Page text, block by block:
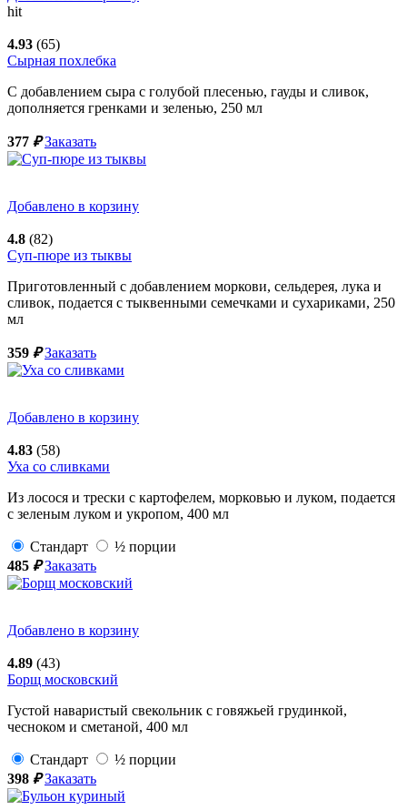
hit
4.93 (65)
Сырная похлебка
С добавлением сыра с голубой плесенью, гауды и сливок,
дополняется гренками и зеленью, 250 мл
377 ₽ Заказать
Добавлено в корзину
4.8 (82)
Суп-пюре из тыквы
Приготовленный с добавлением моркови, сельдерея, лука и
сливок, подается с тыквенными семечками и сухариками, 250
мл
359 ₽ Заказать
Добавлено в корзину
4.83 (58)
Уха со сливками
Из лосося и трески с картофелем, морковью и луком, подается
с зеленым луком и укропом, 400 мл
Стандарт
½ порции
485 ₽ Заказать
Добавлено в корзину
4.89 (43)
Борщ московский
Густой наваристый свекольник с говяжьей грудинкой,
чесноком и сметаной, 400 мл
Стандарт
½ порции
398 ₽ Заказать